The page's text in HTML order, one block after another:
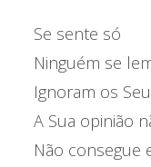
Se sente só
Ninguém se
Ignoram os
A Sua opinião
Não consegue